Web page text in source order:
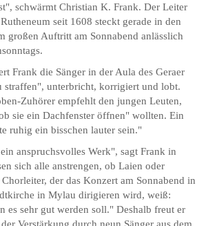
schwärmt Christian K. Frank. Der Leiter
seit 1608 steckt gerade in den
großen Auftritt am Sonnabend anlässlich
Frank die Sänger in der Aula des Geraer
straffen", unterbricht, korrigiert und lobt.
Zuhörer empfehlt den jungen Leuten,
sie ein Dachfenster öffnen" wollten. Ein
ruhig ein bisschen lauter sein."
anspruchsvolles Werk", sagt Frank in
sich alle anstrengen, ob Laien oder
der das Konzert am Sonnabend in
in Mylau dirigieren wird, weiß:
es sehr gut werden soll." Deshalb freut er